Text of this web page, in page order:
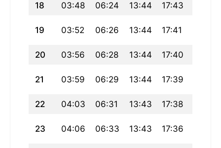
18 03:48 06:24 13:44 17:43
19 03:52 06:26 13:44 17:41
20 03:56 06:28 13:44 17:40
21 03:59 06:29 13:44 17:39
22 04:03 06:31 13:43 17:38
23 04:06 06:33 13:43 17:36